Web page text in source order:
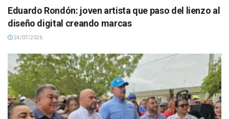
Eduardo Rondón: joven artista que paso del lienzo al
diseño digital creando marcas
24/07/2026